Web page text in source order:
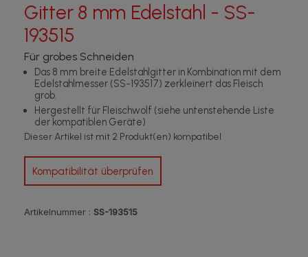
Gitter 8 mm Edelstahl - SS-
193515
Für grobes Schneiden
Das 8 mm breite Edelstahlgitter in Kombination mit dem
Edelstahlmesser (SS-193517) zerkleinert das Fleisch
grob.
Hergestellt für Fleischwolf (siehe untenstehende Liste
der kompatiblen Geräte)
Dieser Artikel ist mit 2 Produkt(en) kompatibel
Kompatibilität überprüfen
Artikelnummer : SS-193515